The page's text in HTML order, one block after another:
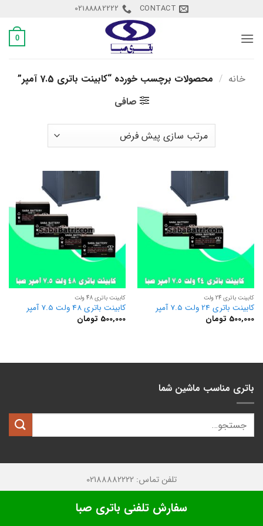
content
CONTACT
02188882222
0
خانه / محصولات برچسب خورده “کابینت باتری 7.5 آمپر”
صافی
کابینت باتری 24 ولت
کابینت باتری 24 ولت 7.5 آمپر
500,000 تومان
کابینت باتری 48 ولت
کابینت باتری 48 ولت 7.5 آمپر
500,000 تومان
باتری مناسب ماشین شما
تلفن تماس: 02188882222
سفارش تلفنی باتری صبا